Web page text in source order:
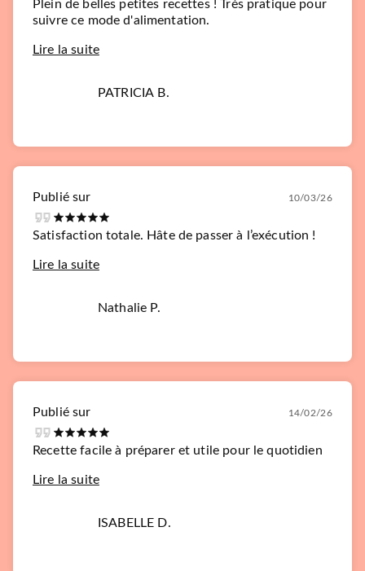
Plein de belles petites recettes ! Très pratique pour
suivre ce mode d'alimentation.
Lire la suite
PATRICIA B.
Publié sur 10/03/26
Satisfaction totale. Hâte de passer à l’exécution !
Lire la suite
Nathalie P.
Publié sur 14/02/26
Recette facile à préparer et utile pour le quotidien
Lire la suite
ISABELLE D.